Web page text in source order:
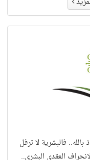
فالبشرية لا ترفل
العقدي البشري..